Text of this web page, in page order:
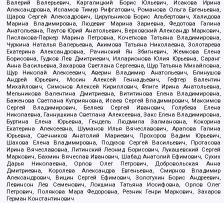
Валерий Валерьевич, Каргалицкий Борис Юльевич, Исакова Ирина
Александровна, Исламов Тимур Рифгатович, Романова Ольга Евгеньевна,
Щаров Сергей Алексадрович, Цирульников Борис Альбертович, Халидова
Марина Владимировна, Людевиг Марина Зариевна, Федотова Галина
Анатольевна, Паутов Юрий Анатольевич, Верховский Александр Маркович,
Пислакова-Паркер Марина Петровна, Кочеткова Татьяна Владимировна,
Чуркина Наталья Валерьевна, Акимова Татьяна Николаевна, Золотарева
Екатерина Александровна, Рачинский Ян Збигневич, Жемкова Елена
Борисовна, Гудков Лев Дмитриевич, Илларионова Юлия Юрьевна, Саранг
Анна Васильевна, Захарова Светлана Сергеевна, Щур Татьяна Михайловна,
Щур Николай Алексеевич, Аверин Владимир Анатольевич, Блинушов
Андрей Юрьевич, Мосин Алексей Геннадьевич, Гефтер Валентин
Михайлович, Симонов Алексей Кириллович, Флиге Ирина Анатольевна,
Мельникова Валентина Дмитриевна, Вититинова Елена Владимировна,
Баженова Светлана Куприяновна, Исаев Сергей Владимирович, Максимов
Сергей Владимирович, Беляев Сергей Иванович, Голубева Елена
Николаевна, Ганнушкина Светлана Алексеевна, Закс Елена Владимировна,
Буртина Елена Юрьевна, Гендель Людмила Залмановна, Кокорина
Екатерина Алексеевна, Шуманов Илья Вячеславович, Арапова Галина
Юрьевна, Свечников Анатолий Мариевич, Прохоров Вадим Юрьевич,
Шахова Елена Владимировна, Подузов Сергей Васильевич, Протасова
Ирина Вячеславовна, Литинский Леонид Борисович, Лукашевский Сергей
Маркович, Бахмин Вячеслав Иванович, Шабад Анатолий Ефимович, Сухих
Дарья Николаевна, Орлов Олег Петрович, Добровольская Анна
Дмитриевна, Королева Александра Евгеньевна, Смирнов Владимир
Александрович, Вицин Сергей Ефимович, Золотухин Борис Андреевич,
Левинсон Лев Семенович, Локшина Татьяна Иосифовна, Орлов Олег
Петрович, Полякова Мара Федоровна, Резник Генри Маркович, Захаров
Герман Константинович